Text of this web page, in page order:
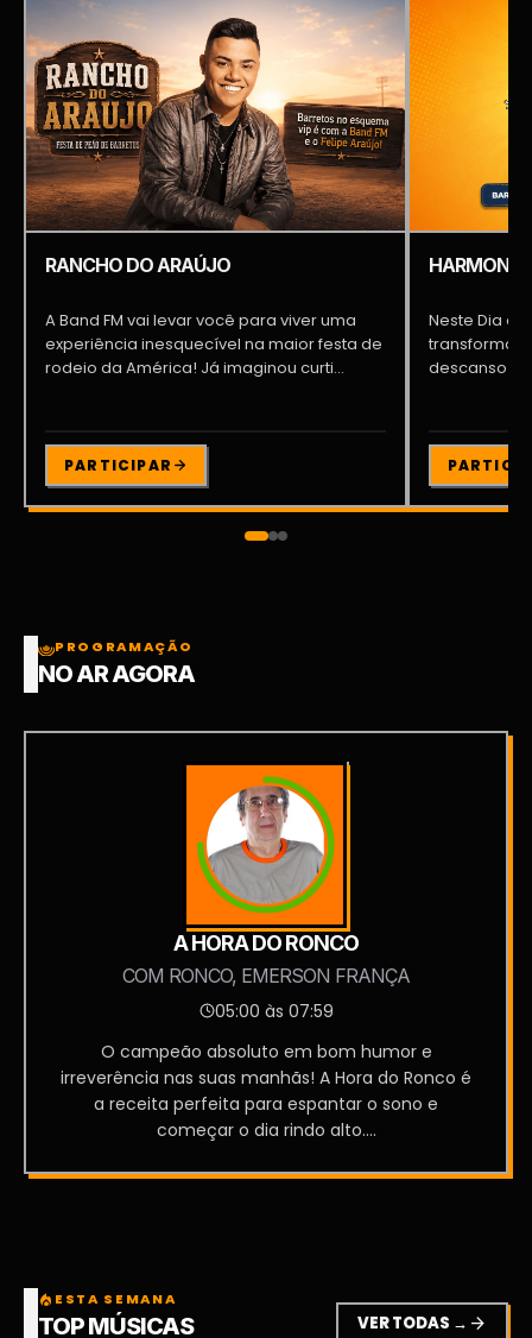
RANCHO DO ARAÚJO
A Band FM vai levar você para viver uma
experiência inesquecível na maior festa de
rodeio da América! Já imaginou curti...
PARTICIPAR
Neste Dia
transformar
descanso
PROGRAMAÇÃO
NO AR AGORA
A HORA DO RONCO
COM RONCO, EMERSON FRANÇA
05:00 às 07:59
O campeão absoluto em bom humor e
irreverência nas suas manhãs! A Hora do Ronco é
a receita perfeita para espantar o sono e
começar o dia rindo alto....
local_fire_department ESTA SEMANA
TOP MÚSICAS VER TODAS → arrow_forward